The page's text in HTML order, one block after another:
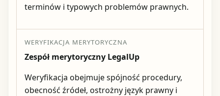
terminów i typowych problemów prawnych.
WERYFIKACJA MERYTORYCZNA
Zespół merytoryczny LegalUp
Weryfikacja obejmuje spójność procedury,
obecność źródeł, ostrożny język prawny i